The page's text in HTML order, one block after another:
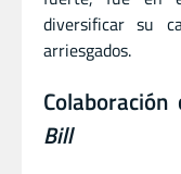
diversificar su
arriesgados.
Bill